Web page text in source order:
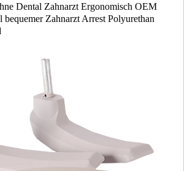
Dental Zahnarzt Ergonomisch OEM
bequemer Zahnarzt Arrest Polyurethan